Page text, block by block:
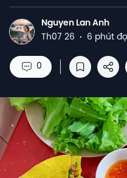
N
Nguyen Lan Anh
Th07 26 · 6 phút
0
Lưu vào